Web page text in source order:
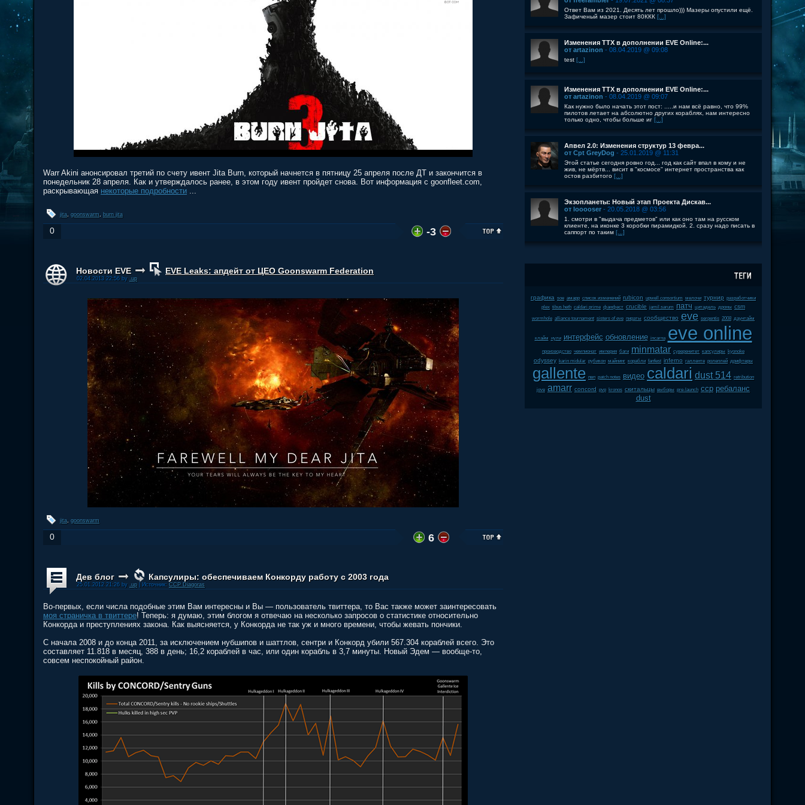
Warr Akini анонсировал третий по счету ивент Jita Burn, который начнется в пятницу 25 апреля после ДТ и закончится в
понедельник 28 апреля. Как и утверждалось ранее, в этом году ивент пройдет снова. Вот информация с goonfleet.com,
раскрывающая некоторые подробности
jita, goonswarm, burn jita
0 -3
Новости EVE EVE Leaks: апдейт от ЦЕО Goonswarm Federation
02.04.2013 22:56 by .up
jita, goonswarm
0 6
Дев блог Капсулиры: обеспечиваем Конкорду работу с 2003 года
25.01.2012 21:26 by .up| Источник: CCP Diagoras
Во-первых, если числа подобные этим Вам интересны и Вы — пользователь твиттера, то Вас также может заинтересовать
моя страничка в твиттере! Теперь: я думаю, этим блогом я отвечаю на несколько запросов о статистике относительно
Конкорда и преступлениях закона. Как выясняется, у Конкорда не так уж и много времени, чтобы жевать пончики.
С начала 2008 и до конца 2011, за исключением нубшипов и шаттлов, сентри и Конкорд убили 567.304 кораблей всего. Это
составляет 11.818 в месяц, 388 в день; 16,2 кораблей в час, или один корабль в 3,7 минуты. Новый Эдем — вообще-то,
совсем неспокойный район.
Ответ Вам из 2021. Десять лет прошло))) Мазеры опустили ещё.
Зафиченый мазер стоит 80ККК [...]
Изменения ТТХ в дополнении EVE Online:...
от artazinon - 08.04.2019 @ 09:08
test [...]
Изменения ТТХ в дополнении EVE Online:...
от artazinon - 08.04.2019 @ 09:07
Как нужно было начать этот пост: .....и нам всё равно, что 99%
пилотов летает на абсолютно других кораблях, нам интересно
только одно, чтобы больше иг [...]
Апвел 2.0: Изменения структур 13 февра...
от Cpt GreyDog - 25.01.2019 @ 11:31
Этой статье сегодня ровно год... год как сайт впал в кому и не
жив, не мёртв... висит в "космосе" интернет пространства как
остов разбитого [...]
Экзопланеты: Новый этап Проекта Дискав...
от looooser - 20.05.2018 @ 03:56
1. смотри в "выдача предметов" или как оно там на русском
клиенте, на иконке 3 коробки пирамидкой. 2. сразу надо писать в
саппорт по таким [...]
графика soe амарр список изменений rubicon upwell consortium мелочи турнир разработчики
plex tibus heth caldari prime фанфест crucible jamil sarum патч цитадель дроны csm
wormhole alliance tournament sisters of eve пираты сообщество eve serpentis 2008 даунтайм
клайм нули интерфейс обновление incarna eve online
производство чемпионат империя баги minmatar суверенитет капсулиры kyonoke
odyssey karin midular рубикон майнинг корабли fanfest inferno галленте ролеплей дрифтеры
gallente пвп patch notes видео caldari dust 514 retribution
jove amarr concord pvp kronos скитальцы выборы pre-launch ccp ребаланс
dust